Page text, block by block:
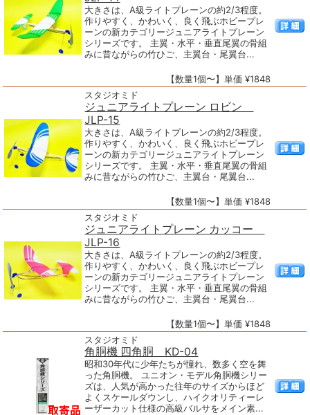
大きさは、A級ライトプレーンの約2/3程度。
作りやすく、かわいく、良く飛ぶホビープレ
ーンの新カテゴリージュニアライトプレーン
シリーズです。 主翼・水平・垂直尾翼の骨組
みに昔ながらの竹ひご、主翼台・尾翼台...
【数量1個〜】単価 ¥1848
スタジオミド
ジュニアライトプレーン ロビン
JLP-15
大きさは、A級ライトプレーンの約2/3程度。
作りやすく、かわいく、良く飛ぶホビープレ
ーンの新カテゴリージュニアライトプレーン
シリーズです。 主翼・水平・垂直尾翼の骨組
みに昔ながらの竹ひご、主翼台・尾翼台...
【数量1個〜】単価 ¥1848
スタジオミド
ジュニアライトプレーン カッコー
JLP-16
大きさは、A級ライトプレーンの約2/3程度。
作りやすく、かわいく、良く飛ぶホビープレ
ーンの新カテゴリージュニアライトプレーン
シリーズです。 主翼・水平・垂直尾翼の骨組
みに昔ながらの竹ひご、主翼台・尾翼台...
【数量1個〜】単価 ¥1848
スタジオミド
角胴機 四角胴 KD-04
昭和30年代に少年たちが憧れ、数多く空を舞
った角胴機。 ユニオン・モデル角胴機シリー
ズは、人気が高かった往年のサイズからほど
よくスケールダウンし、ハイクオリティーレ
ーザーカット仕様の高級バルサをメイン素...